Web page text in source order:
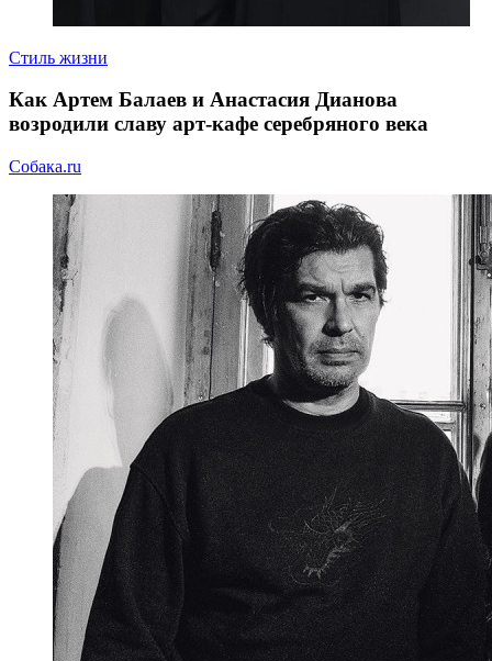
Стиль жизни
Как Артем Балаев и Анастасия Дианова
возродили славу арт-кафе серебряного века
Собака.ru